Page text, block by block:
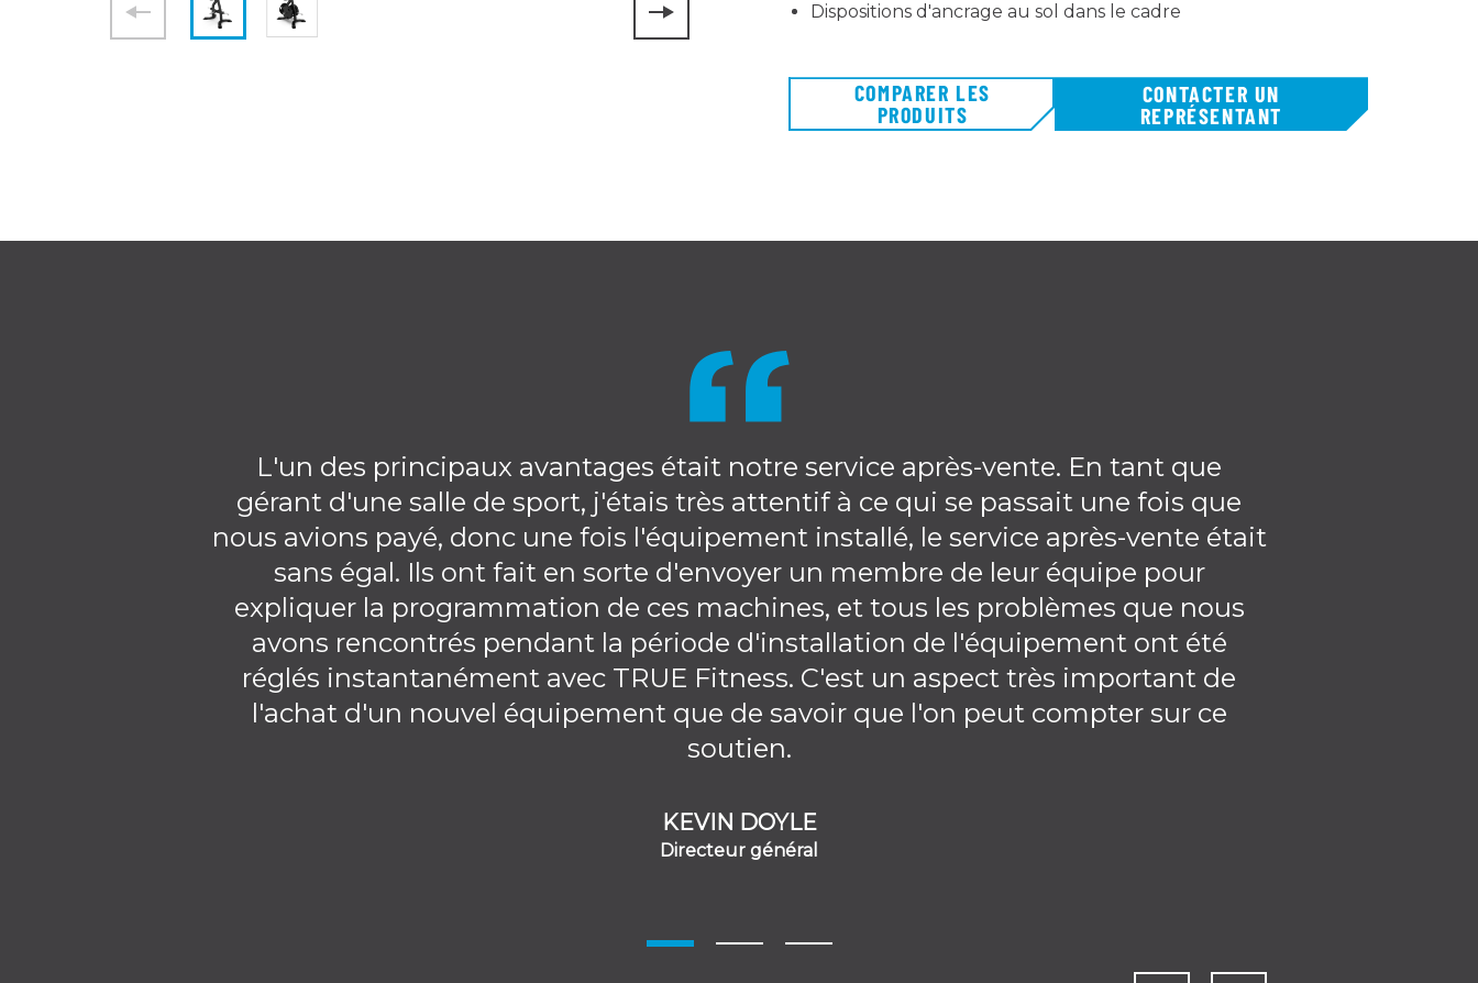
Dispositions d'ancrage au sol dans le cadre
COMPARER LES
PRODUITS
CONTACTER UN
REPRÉSENTANT
L'un des principaux avantages était notre service après-vente. En tant que
gérant d'une salle de sport, j'étais très attentif à ce qui se passait une fois que
nous avions payé, donc une fois l'équipement installé, le service après-vente était
sans égal. Ils ont fait en sorte d'envoyer un membre de leur équipe pour
expliquer la programmation de ces machines, et tous les problèmes que nous
avons rencontrés pendant la période d'installation de l'équipement ont été
réglés instantanément avec TRUE Fitness. C'est un aspect très important de
l'achat d'un nouvel équipement que de savoir que l'on peut compter sur ce
soutien.
KEVIN DOYLE
Directeur général